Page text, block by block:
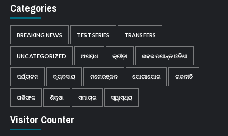
Categories
BREAKING NEWS TEST SERIES TRANSFERS
UNCATEGORIZED ଅପରାଧ କ୍ରୀଡ଼ା ଖବର ଉପାନ୍ତ ଓଡିଶା
ପର୍ଯ୍ୟଟନ ବ୍ୟବସାୟ ମନୋରଞ୍ଜନ ଯୋଗାଯୋଗ ରାଜନୀତି
ରାଶିଫଳ ଶିକ୍ଷା ସମାଚାର ସ୍ୱାସ୍ଥ୍ୟ
Visitor Counter